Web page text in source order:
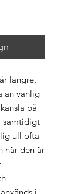
längre,
än vanlig
på
samtidigt
ull ofta
när den är